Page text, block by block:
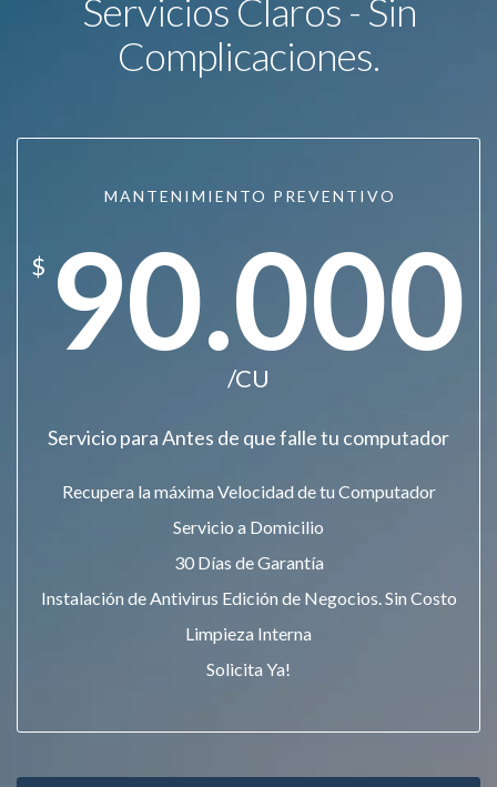
Servicios Claros - Sin
Complicaciones.
MANTENIMIENTO PREVENTIVO
$ 90.000
/CU
Servicio para Antes de que falle tu computador
Recupera la máxima Velocidad de tu Computador
Servicio a Domicilio
30 Días de Garantía
Instalación de Antivirus Edición de Negocios. Sin Costo
Limpieza Interna
Solicita Ya!